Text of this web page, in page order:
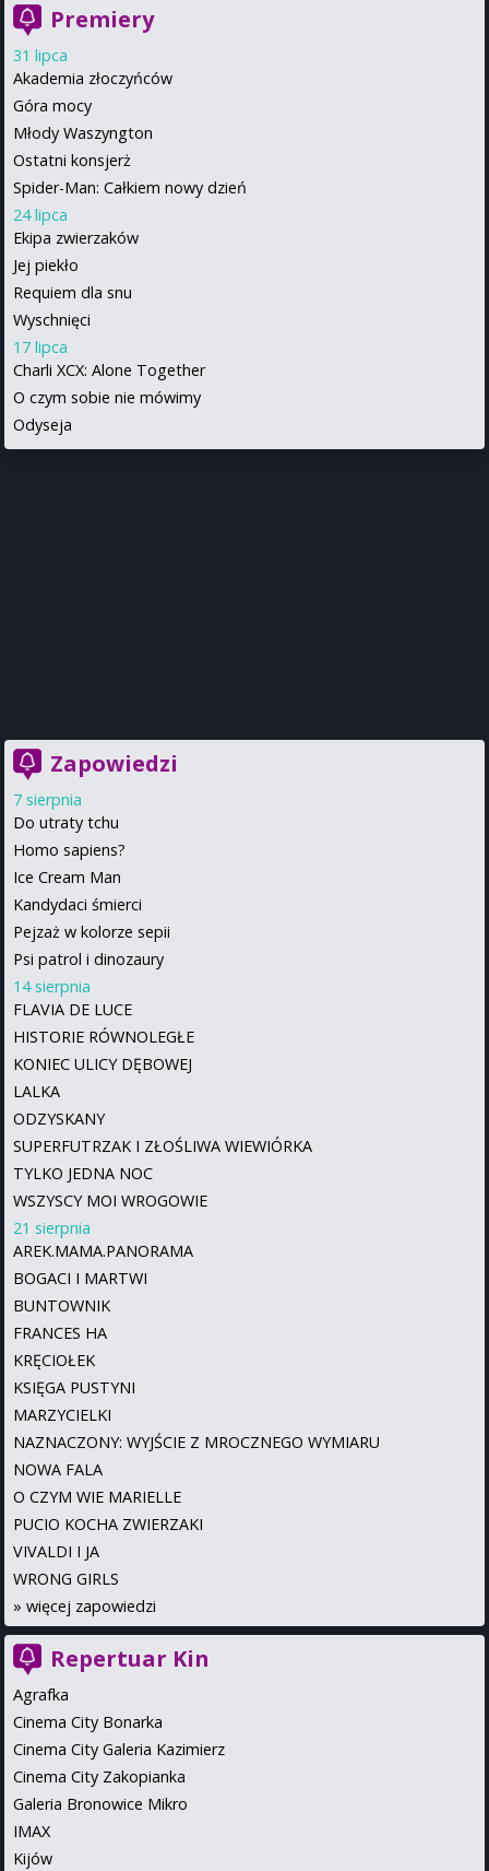
Premiery
31 lipca
Akademia złoczyńców
Góra mocy
Młody Waszyngton
Ostatni konsjerż
Spider-Man: Całkiem nowy dzień
24 lipca
Ekipa zwierzaków
Jej piekło
Requiem dla snu
Wyschnięci
17 lipca
Charli XCX: Alone Together
O czym sobie nie mówimy
Odyseja
Zapowiedzi
7 sierpnia
Do utraty tchu
Homo sapiens?
Ice Cream Man
Kandydaci śmierci
Pejzaż w kolorze sepii
Psi patrol i dinozaury
14 sierpnia
FLAVIA DE LUCE
HISTORIE RÓWNOLEGŁE
KONIEC ULICY DĘBOWEJ
LALKA
ODZYSKANY
SUPERFUTRZAK I ZŁOŚLIWA WIEWIÓRKA
TYLKO JEDNA NOC
WSZYSCY MOI WROGOWIE
21 sierpnia
AREK.MAMA.PANORAMA
BOGACI I MARTWI
BUNTOWNIK
FRANCES HA
KRĘCIOŁEK
KSIĘGA PUSTYNI
MARZYCIELKI
NAZNACZONY: WYJŚCIE Z MROCZNEGO WYMIARU
NOWA FALA
O CZYM WIE MARIELLE
PUCIO KOCHA ZWIERZAKI
VIVALDI I JA
WRONG GIRLS
» więcej zapowiedzi
Repertuar Kin
Agrafka
Cinema City Bonarka
Cinema City Galeria Kazimierz
Cinema City Zakopianka
Galeria Bronowice Mikro
IMAX
Kijów